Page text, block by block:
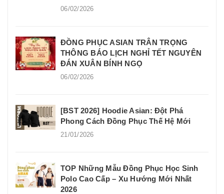
06/02/2026
ĐỒNG PHỤC ASIAN TRÂN TRỌNG
THÔNG BÁO LỊCH NGHỈ TẾT NGUYÊN
ĐÁN XUÂN BÍNH NGỌ
06/02/2026
[BST 2026] Hoodie Asian: Đột Phá
Phong Cách Đồng Phục Thế Hệ Mới
21/01/2026
TOP Những Mẫu Đồng Phục Học Sinh
Polo Cao Cấp – Xu Hướng Mới Nhất
2026